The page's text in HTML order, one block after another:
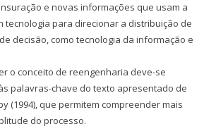
e novas informações que usam a
tecnologia para direcionar a distribuição de
decisão, como tecnologia da informação e
o conceito de reengenharia deve-se
palavras-chave do texto apresentado de
(1994), que permitem compreender mais
do processo.